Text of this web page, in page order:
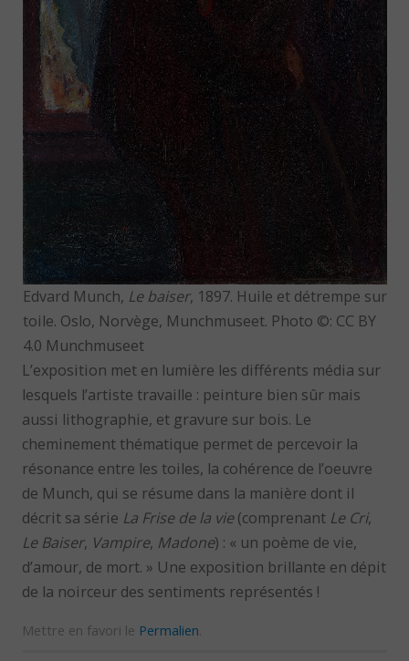
Edvard Munch, Le baiser, 1897. Huile et détrempe sur
toile. Oslo, Norvège, Munchmuseet. Photo ©: CC BY
4.0 Munchmuseet
L’exposition met en lumière les différents média sur
lesquels l’artiste travaille : peinture bien sûr mais
aussi lithographie, et gravure sur bois. Le
cheminement thématique permet de percevoir la
résonance entre les toiles, la cohérence de l’oeuvre
de Munch, qui se résume dans la manière dont il
décrit sa série La Frise de la vie(comprenant Le Cri,
Le Baiser, Vampire, Madone) : « un poème de vie,
d’amour, de mort. » Une exposition brillante en dépit
de la noirceur des sentiments représentés !
Mettre en favori le Permalien.